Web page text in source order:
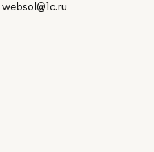
websol@1c.ru